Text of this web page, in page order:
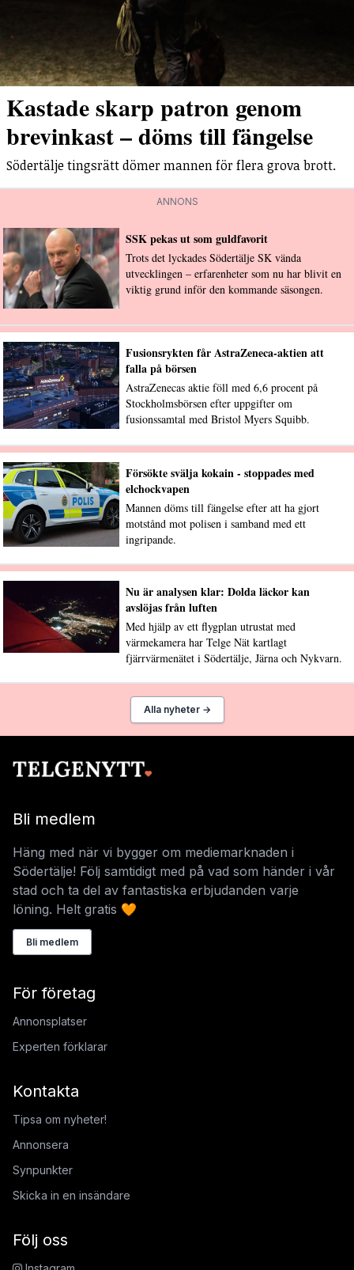
Kastade skarp patron genom
brevinkast – döms till fängelse
Södertälje tingsrätt dömer mannen för flera grova brott.
ANNONS
SSK pekas ut som guldfavorit
Trots det lyckades Södertälje SK vända
utvecklingen – erfarenheter som nu har blivit en
viktig grund inför den kommande säsongen.
Fusionsrykten får AstraZeneca-aktien att
falla på börsen
AstraZenecas aktie föll med 6,6 procent på
Stockholmsbörsen efter uppgifter om
fusionssamtal med Bristol Myers Squibb.
Försökte svälja kokain - stoppades med
elchockvapen
Mannen döms till fängelse efter att ha gjort
motstånd mot polisen i samband med ett
ingripande.
Nu är analysen klar: Dolda läckor kan
avslöjas från luften
Med hjälp av ett flygplan utrustat med
värmekamera har Telge Nät kartlagt
fjärrvärmenätet i Södertälje, Järna och Nykvarn.
Alla nyheter →
Bli medlem
Häng med när vi bygger om mediemarknaden i
Södertälje! Följ samtidigt med på vad som händer i vår
stad och ta del av fantastiska erbjudanden varje
löning. Helt gratis 🧡
Bli medlem
För företag
Annonsplatser
Experten förklarar
Kontakta
Tipsa om nyheter!
Annonsera
Synpunkter
Skicka in en insändare
Följ oss